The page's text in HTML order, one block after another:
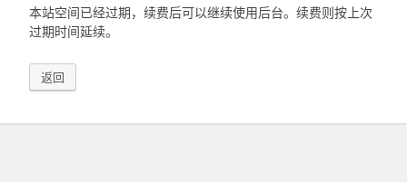
本站空间已经过期，续费后可以继续使用后台。续费则按上次
过期时间延续。
返回